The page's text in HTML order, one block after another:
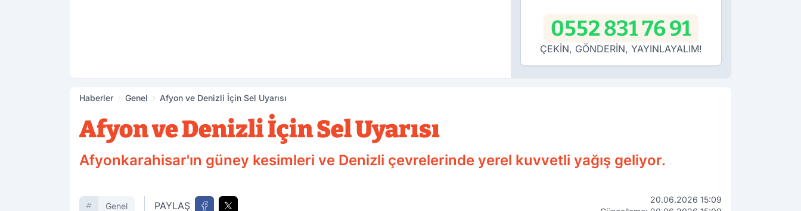
0552 831 76 91
ÇEKİN, GÖNDERİN, YAYINLAYALIM!
Haberler Genel Afyon ve Denizli İçin Sel Uyarısı
Afyon ve Denizli İçin Sel Uyarısı
Afyonkarahisar'ın güney kesimleri ve Denizli çevrelerinde yerel kuvvetli yağış geliyor.
Genel PAYLAŞ
20.06.2026 15:09